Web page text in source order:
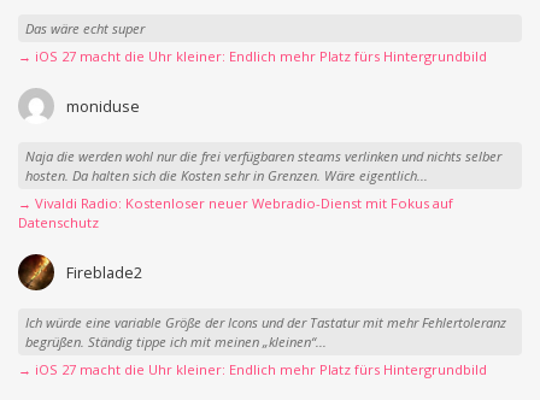
Das wäre echt super
→ iOS 27 macht die Uhr kleiner: Endlich mehr Platz fürs Hintergrundbild
moniduse
Naja die werden wohl nur die frei verfügbaren steams verlinken und nichts selber
hosten. Da halten sich die Kosten sehr in Grenzen. Wäre eigentlich...
→ Vivaldi Radio: Kostenloser neuer Webradio-Dienst mit Fokus auf
Datenschutz
Fireblade2
Ich würde eine variable Größe der Icons und der Tastatur mit mehr Fehlertoleranz
begrüßen. Ständig tippe ich mit meinen „kleinen“...
→ iOS 27 macht die Uhr kleiner: Endlich mehr Platz fürs Hintergrundbild